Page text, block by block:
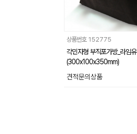
상품번호 152775
각민자형 부직포가방_라임유
(300x100x350mm)
견적문의상품